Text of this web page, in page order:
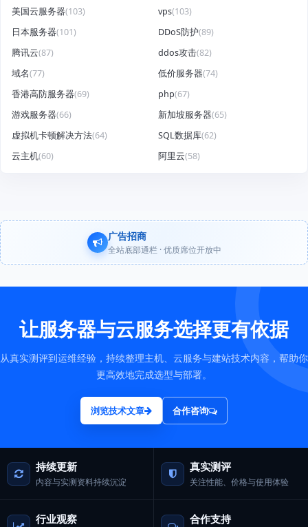
美国云服务器(103) vps(103)
日本服务器(101) DDoS防护(89)
腾讯云(87) ddos攻击(82)
域名(77) 低价服务器(74)
香港高防服务器(69) php(67)
游戏服务器(66) 新加坡服务器(65)
虚拟机卡顿解决方法(64) SQL数据库(62)
云主机(60) 阿里云(58)
广告招商
全站底部通栏 · 优质席位开放中
让服务器与云服务选择更有依据
从真实测评到运维经验，持续整理主机、云服务与建站技术内容，帮助你
更高效地完成选型与部署。
浏览技术文章 合作咨询
持续更新
内容与实测资料持续沉淀
真实测评
关注性能、价格与使用体验
行业观察 合作支持